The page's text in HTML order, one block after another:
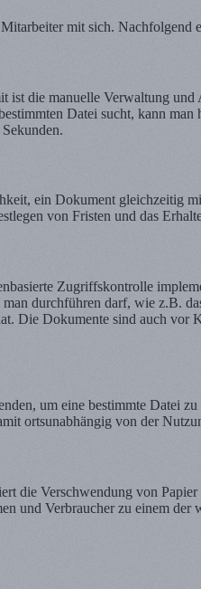
mit sich. Nachfolgend
die manuelle Verwaltung
Datei sucht, kann
ein Dokument gleichzeitig
von Fristen und das
Zugriffskontrolle
durchführen darf, wie z.B.
Die Dokumente sind auch vor
um eine bestimmte Datei
ortsunabhängig von der
Verschwendung von
und Verbraucher zu einem